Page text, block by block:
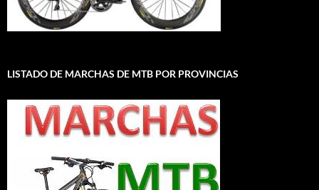
LISTADO DE MARCHAS DE MTB POR PROVINCIAS